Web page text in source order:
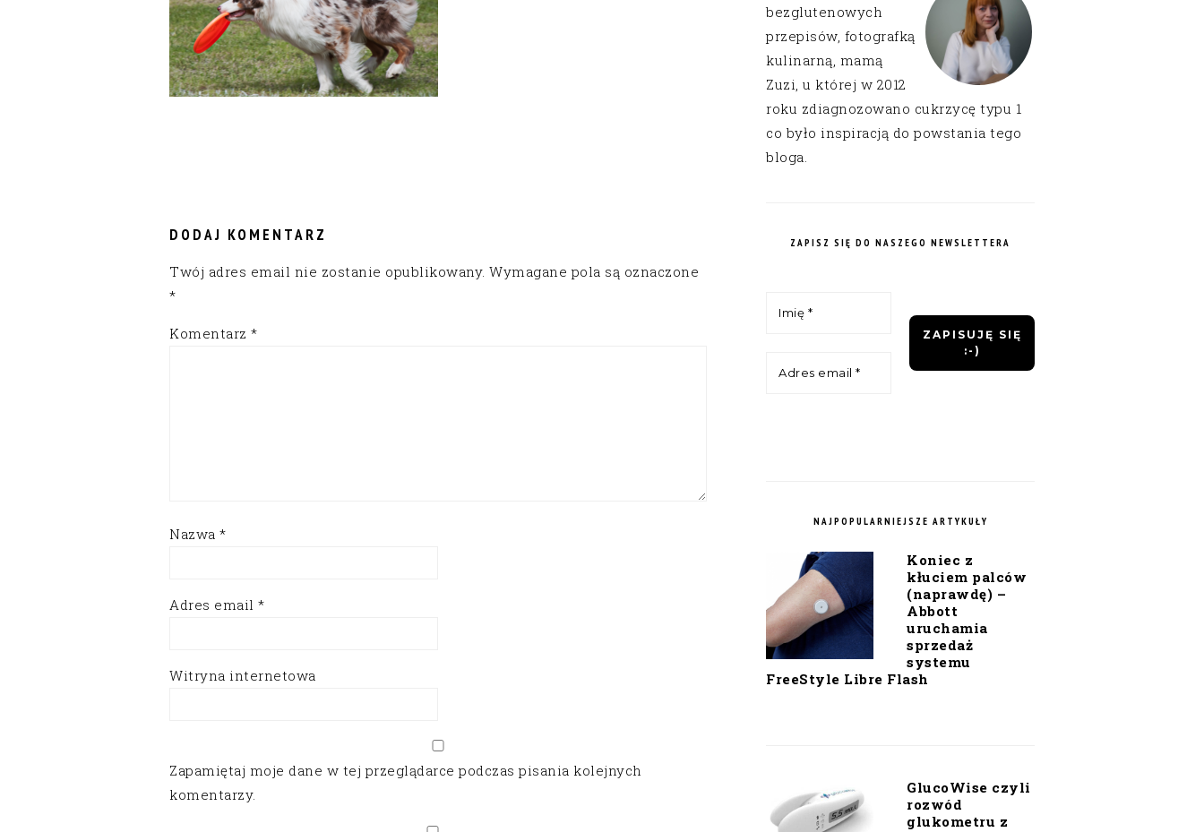
DODAJ KOMENTARZ
Twój adres email nie zostanie opublikowany. Wymagane pola są oznaczone
*
Komentarz *
Nazwa *
Adres email *
Witryna internetowa
Zapamiętaj moje dane w tej przeglądarce podczas pisania kolejnych
komentarzy.
bezglutenowych
przepisów, fotografką
kulinarną, mamą
Zuzi, u której w 2012
roku zdiagnozowano cukrzycę typu 1
co było inspiracją do powstania tego
bloga.
ZAPISZ SIĘ DO NASZEGO NEWSLETTERA
NAJPOPULARNIEJSZE ARTYKUŁY
Koniec z
kłuciem palców
(naprawdę) –
Abbott
uruchamia
sprzedaż
systemu
FreeStyle Libre Flash
GlucoWise czyli
rozwód
glukometru z